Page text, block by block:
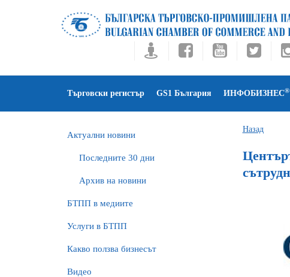
Търговски регистър GS1 България ИНФОБИЗНЕС®
Актуални новини
Последните 30 дни
Архив на новини
БTПП в медиите
Услуги в БТПП
Какво ползва бизнесът
Видео
Назад